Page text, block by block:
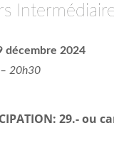
décembre 2024
20h30
29.- ou